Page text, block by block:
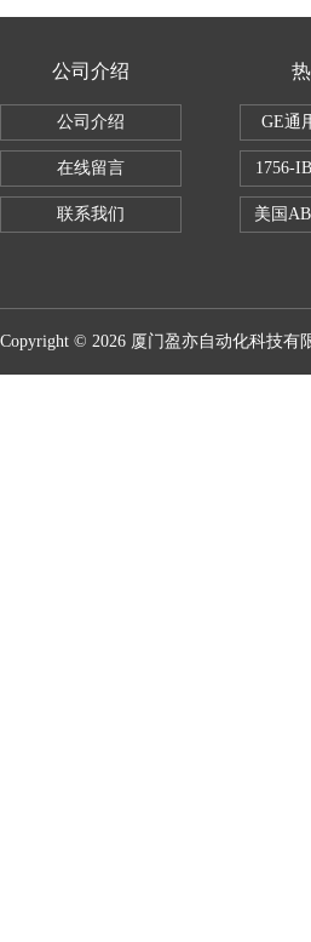
公司介绍
公司介绍
在线留言
联系我们
GE通
1756-
美国
Copyright © 2026 厦门盈亦自动化科技有